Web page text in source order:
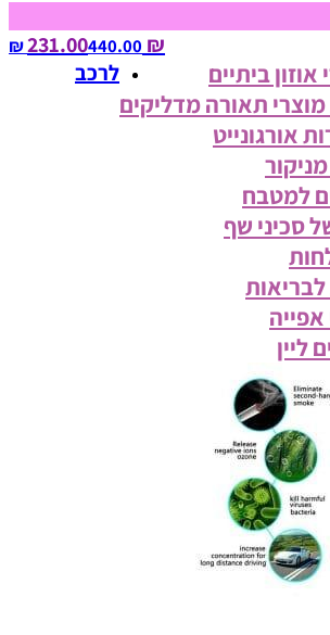
₪ 231.00
440.00‏ ₪
ביתיים
תאורה מדליקים
אורגונייט
למטבח
סכיני שף
אפייה
ליין
לרכב